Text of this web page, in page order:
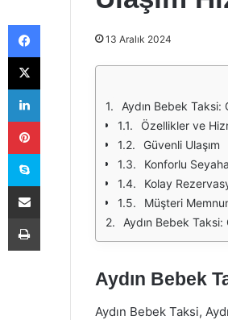
13 Aralık 2024
Aydın Bebek Taksi:
Özellikler ve
Güvenli Ulaşım
Konforlu
Kolay
Müşteri
Aydın Bebek
Aydın Bebek
Aydın Bebek Taksi,
Facebook
X
LinkedIn
Pinterest
Skype
E-Posta ile paylaş